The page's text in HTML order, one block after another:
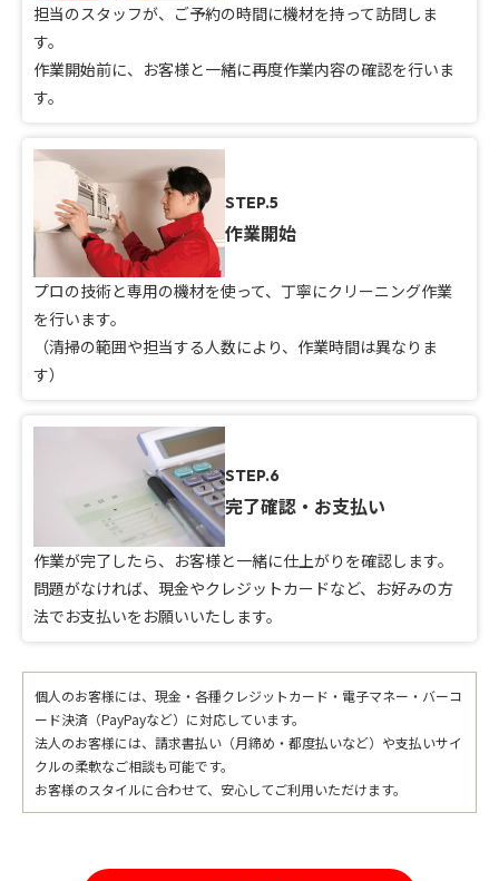
担当のスタッフが、ご予約の時間に機材を持って訪問しま
す。
作業開始前に、お客様と一緒に再度作業内容の確認を行いま
す。
STEP.5
作業開始
プロの技術と専用の機材を使って、丁寧にクリーニング作業
を行います。
（清掃の範囲や担当する人数により、作業時間は異なりま
す）
STEP.6
完了確認・お支払い
作業が完了したら、お客様と一緒に仕上がりを確認します。
問題がなければ、現金やクレジットカードなど、お好みの方
法でお支払いをお願いいたします。
個人のお客様には、現金・各種クレジットカード・電子マネー・バーコ
ード決済（PayPayなど）に対応しています。
法人のお客様には、請求書払い（月締め・都度払いなど）や支払いサイ
クルの柔軟なご相談も可能です。
お客様のスタイルに合わせて、安心してご利用いただけます。